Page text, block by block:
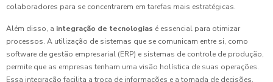
colaboradores para se concentrarem em tarefas mais estratégicas.
Além disso, a integração de tecnologias é essencial para otimizar
processos. A utilização de sistemas que se comunicam entre si, como
software de gestão empresarial (ERP) e sistemas de controle de produção,
permite que as empresas tenham uma visão holística de suas operações.
Essa integração facilita a troca de informações e a tomada de decisões,